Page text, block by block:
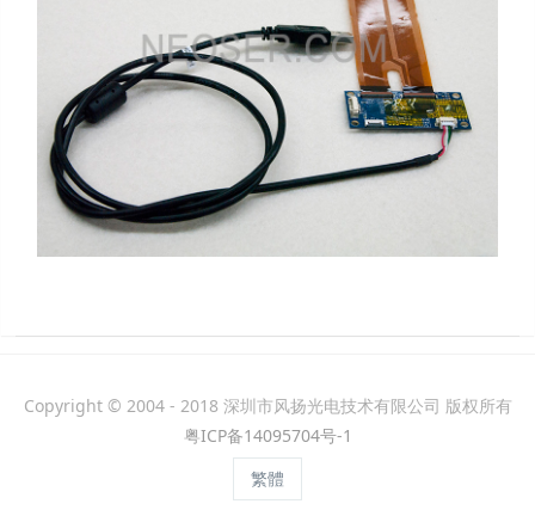
Copyright © 2004 - 2018 深圳市风扬光电技术有限公司 版权所有
粤ICP备14095704号-1
繁體